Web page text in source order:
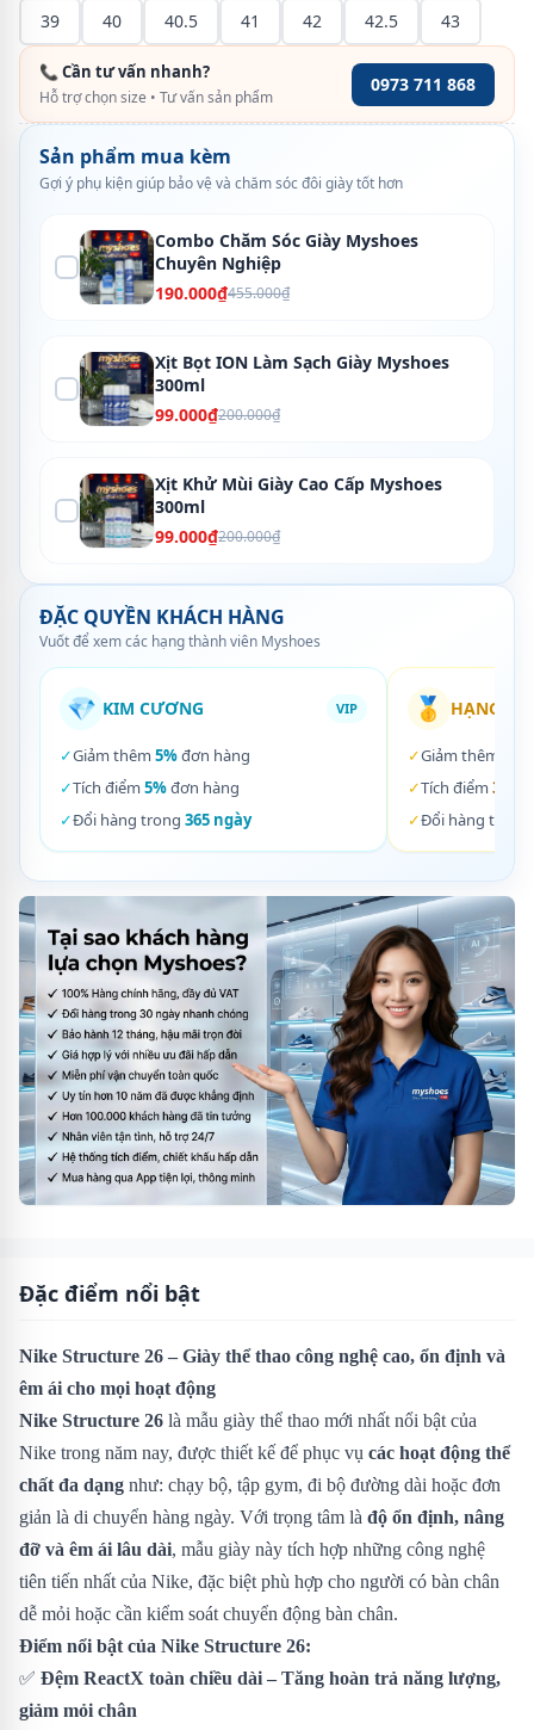
39 40 40.5 41 42 42.5 43
📞 Cần tư vấn nhanh?
Hỗ trợ chọn size • Tư vấn sản phẩm
0973 711 868
Sản phẩm mua kèm
Gợi ý phụ kiện giúp bảo vệ và chăm sóc đôi giày tốt hơn
Combo Chăm Sóc Giày Myshoes
Chuyên Nghiệp
190.000₫455.000₫
Xịt Bọt ION Làm Sạch Giày Myshoes
300ml
99.000₫200.000₫
Xịt Khử Mùi Giày Cao Cấp Myshoes
300ml
99.000₫200.000₫
ĐẶC QUYỀN KHÁCH HÀNG
Vuốt để xem các hạng thành viên Myshoes
💎 KIM CƯƠNG VIP
✓Giảm thêm 5%đơn hàng
✓Tích điểm 5%đơn hàng
✓Đổi hàng trong 365 ngày
🥇 HẠNG
✓Giảm thêm
✓Tích điểm 3%
✓Đổi hàng trong
Đặc điểm nổi bật
Nike Structure 26 – Giày thể thao công nghệ cao, ổn định và
êm ái cho mọi hoạt động
Nike Structure 26 là mẫu giày thể thao mới nhất nổi bật của
Nike trong năm nay, được thiết kế để phục vụ các hoạt động thể
chất đa dạng như: chạy bộ, tập gym, đi bộ đường dài hoặc đơn
giản là di chuyển hàng ngày. Với trọng tâm là độ ổn định, nâng
đỡ và êm ái lâu dài, mẫu giày này tích hợp những công nghệ
tiên tiến nhất của Nike, đặc biệt phù hợp cho người có bàn chân
dễ mỏi hoặc cần kiểm soát chuyển động bàn chân.
Điểm nổi bật của Nike Structure 26:
✅ Đệm ReactX toàn chiều dài – Tăng hoàn trả năng lượng,
giảm mỏi chân